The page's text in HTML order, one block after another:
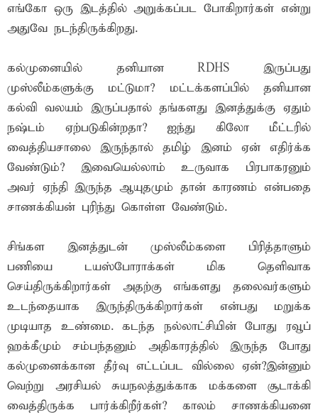
எங்கோ ஒரு இடத்தில் அறுக்கப்பட போகிறார்கள் என்று
அதுவே நடந்திருக்கிறது.
கல்முனையில் தனியான RDHS இருப்பது
முஸ்லீம்களுக்கு மட்டுமா? மட்டக்களப்பில் தனியான
கல்வி வலயம் இருப்பதால் தங்களது இனத்துக்கு ஏதும்
நஷ்டம் ஏற்படுகின்றதா? ஐந்து கிலோ மீட்டரில்
வைத்தியசாலை இருந்தால் தமிழ் இனம் ஏன் எதிர்க்க
வேண்டும்? இவையெல்லாம் உருவாக பிரபாகரனும்
அவர் ஏந்தி இருந்த ஆயுதமும் தான் காரணம் என்பதை
சாணக்கியன் புரிந்து கொள்ள வேண்டும்.
சிங்கள இனத்துடன் முஸ்லீம்களை பிரித்தாளும்
பணியை டயஸ்போராக்கள் மிக தெளிவாக
செய்திருக்கிறார்கள் அதற்கு எங்களது தலைவர்களும்
உடந்தையாக இருந்திருக்கிறார்கள் என்பது மறுக்க
முடியாத உண்மை. கடந்த நல்லாட்சியின் போது ரவூப்
ஹக்கீமும் சம்பந்தனும் அதிகாரத்தில் இருந்த போது
கல்முனைக்கான தீர்வு எட்டப்பட வில்லை ஏன்?இன்னும்
வெற்று அரசியல் சுயநலத்துக்காக மக்களை சூடாக்கி
வைத்திருக்க பார்க்கிறீர்கள்? காலம் சாணக்கியனை